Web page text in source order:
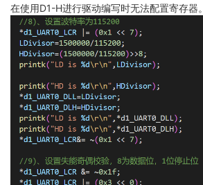
在使用D1-H进行驱动编写时无法配置寄存器。